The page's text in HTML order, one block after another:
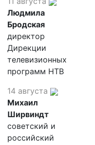
Людмила
Бродская
директор
Дирекции
телевизионных
программ НТВ
14 августа
Михаил
Ширвиндт
советский и
российский